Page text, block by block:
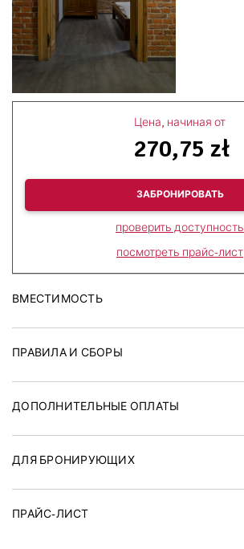
Цена, начиная от
270,75 zł
ЗАБРОНИРОВАТЬ
проверить доступность
посмотреть прайс-лист
ВМЕСТИМОСТЬ
ПРАВИЛА И СБОРЫ
ДОПОЛНИТЕЛЬНЫЕ ОПЛАТЫ
ДЛЯ БРОНИРУЮЩИХ
ПРАЙС-ЛИСТ